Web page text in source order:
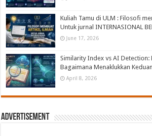
Kuliah Tamu di ULM : Filosofi
Untuk jurnal INTERNASIONAL
June 17, 2026
Similarity Index vs AI Detection:
Bagaimana Menaklukkan
April 8, 2026
Advertisement